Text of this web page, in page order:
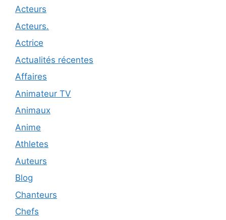
Acteurs
Acteurs.
Actrice
Actualités récentes
Affaires
Animateur TV
Animaux
Anime
Athletes
Auteurs
Blog
Chanteurs
Chefs